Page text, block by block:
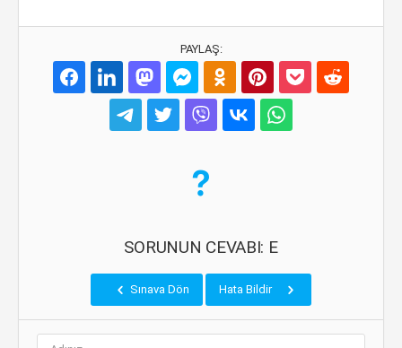
PAYLAŞ:
SORUNUN CEVABI: E
Sınava Dön Hata Bildir